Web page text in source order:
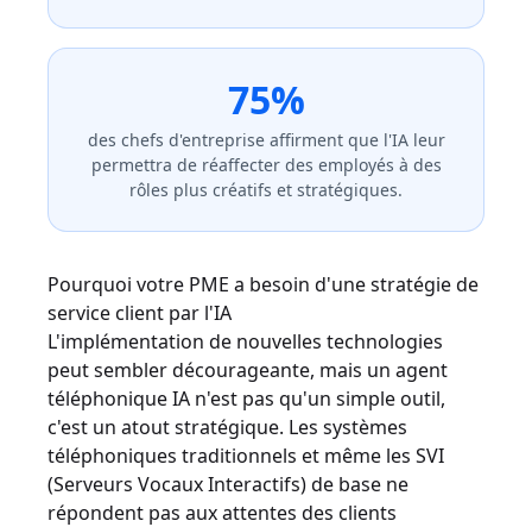
75%
des chefs d'entreprise affirment que l'IA leur
permettra de réaffecter des employés à des
rôles plus créatifs et stratégiques.
Pourquoi votre PME a besoin d'une stratégie de
service client par l'IA
L'implémentation de nouvelles technologies
peut sembler décourageante, mais un agent
téléphonique IA n'est pas qu'un simple outil,
c'est un atout stratégique. Les systèmes
téléphoniques traditionnels et même les SVI
(Serveurs Vocaux Interactifs) de base ne
répondent pas aux attentes des clients